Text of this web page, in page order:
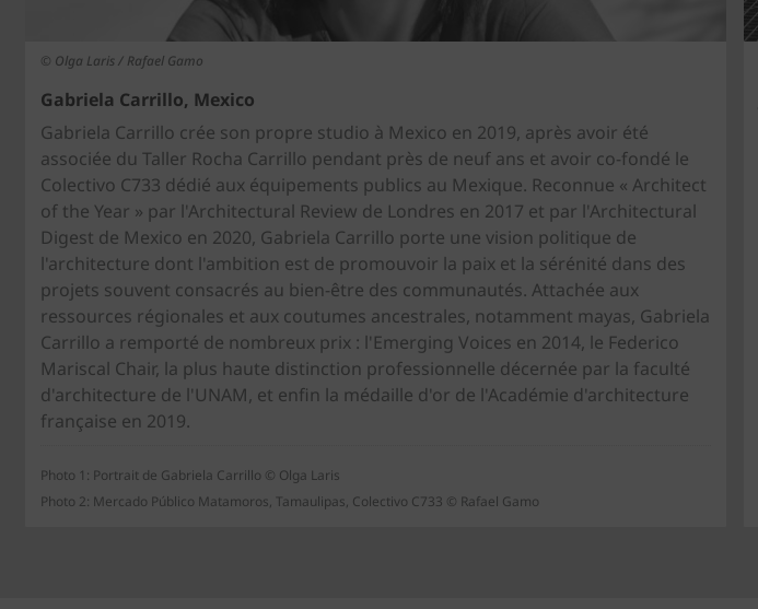
© Olga Laris / Rafael Gamo
Gabriela Carrillo, Mexico
Gabriela Carrillo crée son propre studio à Mexico en 2019, après avoir été
associée du Taller Rocha Carrillo pendant près de neuf ans et avoir co-fondé le
Colectivo C733 dédié aux équipements publics au Mexique. Reconnue « Architect
of the Year » par l'Architectural Review de Londres en 2017 et par l'Architectural
Digest de Mexico en 2020, Gabriela Carrillo porte une vision politique de
l'architecture dont l'ambition est de promouvoir la paix et la sérénité dans des
projets souvent consacrés au bien-être des communautés. Attachée aux
ressources régionales et aux coutumes ancestrales, notamment mayas, Gabriela
Carrillo a remporté de nombreux prix : l'Emerging Voices en 2014, le Federico
Mariscal Chair, la plus haute distinction professionnelle décernée par la faculté
d'architecture de l'UNAM, et enfin la médaille d'or de l'Académie d'architecture
française en 2019.
Photo 1: Portrait de Gabriela Carrillo © Olga Laris
Photo 2: Mercado Público Matamoros, Tamaulipas, Colectivo C733 © Rafael Gamo